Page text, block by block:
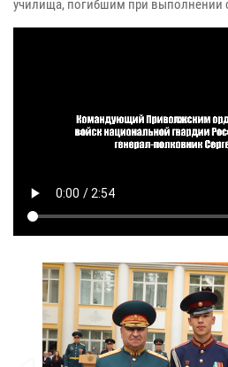
училища, погибшим при выполнении